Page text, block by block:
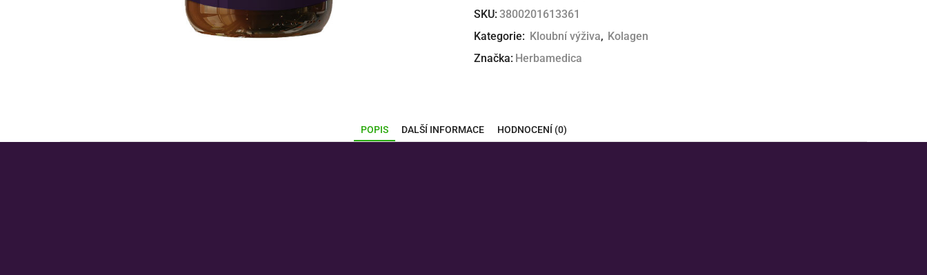
SKU: 3800201613361
Kategorie: Kloubní výživa, Kolagen
Značka: Herbamedica
POPIS DALŠÍ INFORMACE HODNOCENÍ (0)